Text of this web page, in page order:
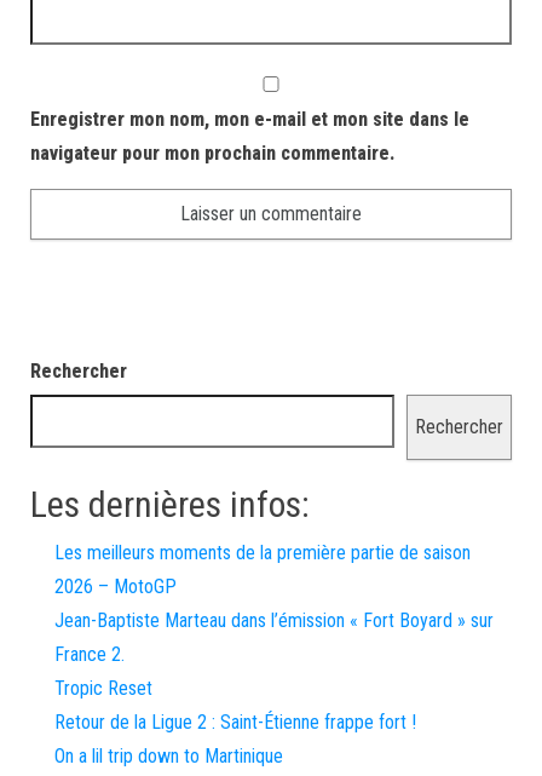
Enregistrer mon nom, mon e-mail et mon site dans le
navigateur pour mon prochain commentaire.
Rechercher
Rechercher
Les dernières infos:
Les meilleurs moments de la première partie de saison
2026 – MotoGP
Jean-Baptiste Marteau dans l’émission « Fort Boyard » sur
France 2.
Tropic Reset
Retour de la Ligue 2 : Saint-Étienne frappe fort !
On a lil trip down to Martinique